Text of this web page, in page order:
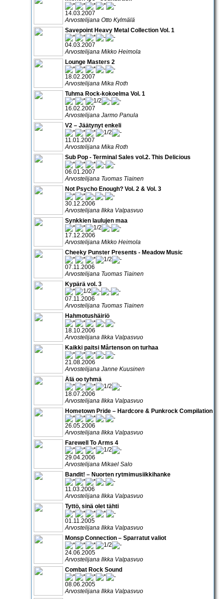
14.03.2007
Arvostelijana Otto Kylmälä
Savepoint Heavy Metal Collection Vol. 1
04.03.2007
Arvostelijana Mikko Heimola
Lounge Masters 2
18.02.2007
Arvostelijana Mika Roth
Tuhma Rock-kokoelma Vol. 1
16.02.2007
Arvostelijana Jarmo Panula
V2 – Jäätynyt enkeli
11.01.2007
Arvostelijana Mika Roth
Sub Pop - Terminal Sales vol.2. This Delicious
06.01.2007
Arvostelijana Tuomas Tiainen
Not Psycho Enough? Vol. 2 & Vol. 3
30.12.2006
Arvostelijana Ilkka Valpasvuo
Synkkien laulujen maa
17.12.2006
Arvostelijana Mikko Heimola
Cheeky Punster Presents - Meadow Music
07.11.2006
Arvostelijana Tuomas Tiainen
Kypärä vol. 3
07.11.2006
Arvostelijana Tuomas Tiainen
Hahmotushäiriö
18.10.2006
Arvostelijana Ilkka Valpasvuo
Kaikki paitsi Mårtenson on turhaa
21.08.2006
Arvostelijana Janne Kuusinen
Älä oo tyhmä
18.07.2006
Arvostelijana Ilkka Valpasvuo
Hometown Pride – Hardcore & Punkrock Compilation
26.05.2006
Arvostelijana Ilkka Valpasvuo
Farewell To Arms 4
29.04.2006
Arvostelijana Mikael Salo
Bandit! – Nuorten rytmimusiikkihanke
11.03.2006
Arvostelijana Ilkka Valpasvuo
Tyttö, sinä olet tähti
01.11.2005
Arvostelijana Ilkka Valpasvuo
Monsp Connection – Sparratut valiot
24.06.2005
Arvostelijana Ilkka Valpasvuo
Combat Rock Sound
08.06.2005
Arvostelijana Ilkka Valpasvuo